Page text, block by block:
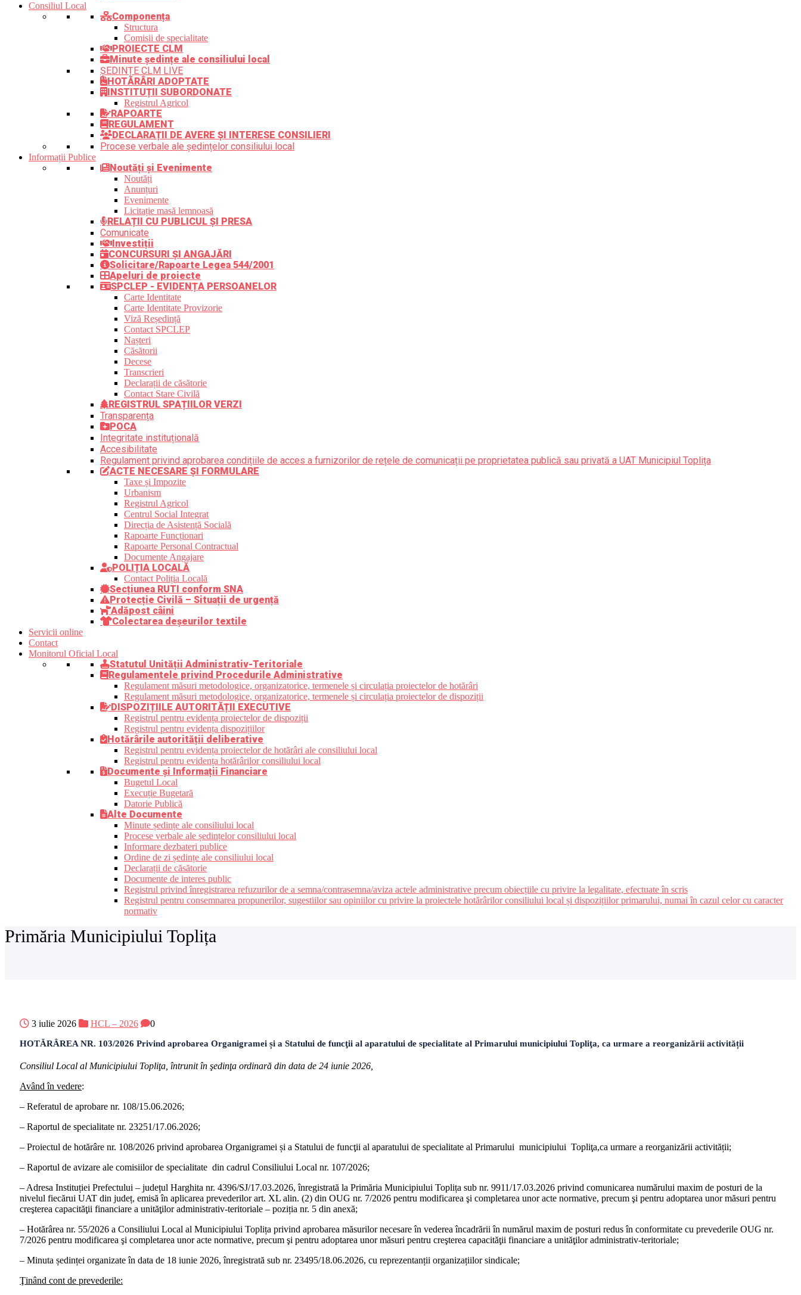
Consiliul Local
Componența
Structura
Comisii de specialitate
PROIECTE CLM
Minute ședințe ale consiliului local
ȘEDINȚE CLM LIVE
HOTĂRÂRI ADOPTATE
INSTITUȚII SUBORDONATE
Registrul Agricol
RAPOARTE
REGULAMENT
DECLARAȚII DE AVERE ȘI INTERESE CONSILIERI
Procese verbale ale ședințelor consiliului local
Informații Publice
Noutăți și Evenimente
Noutăți
Anunțuri
Evenimente
Licitație masă lemnoasă
RELAȚII CU PUBLICUL ȘI PRESA
Comunicate
Investiții
CONCURSURI ȘI ANGAJĂRI
Solicitare/Rapoarte Legea 544/2001
Apeluri de proiecte
SPCLEP - EVIDENȚA PERSOANELOR
Carte Identitate
Carte Identitate Provizorie
Viză Reședință
Contact SPCLEP
Nașteri
Căsătorii
Decese
Transcrieri
Declarații de căsătorie
Contact Stare Civilă
REGISTRUL SPAȚIILOR VERZI
Transparența
POCA
Integritate instituțională
Accesibilitate
Regulament privind aprobarea condițiile de acces a furnizorilor de rețele de comunicații pe proprietatea publică sau privată a UAT Municipiul Toplița
ACTE NECESARE ȘI FORMULARE
Taxe și Impozite
Urbanism
Registrul Agricol
Centrul Social Integrat
Direcția de Asistență Socială
Rapoarte Funcționari
Rapoarte Personal Contractual
Documente Angajare
POLIȚIA LOCALĂ
Contact Poliția Locală
Secțiunea RUTI conform SNA
Protecție Civilă – Situații de urgență
Adăpost câini
Colectarea deșeurilor textile
Servicii online
Contact
Monitorul Oficial Local
Statutul Unității Administrativ-Teritoriale
Regulamentele privind Procedurile Administrative
Regulament măsuri metodologice, organizatorice, termenele și circulația proiectelor de hotărâri
Regulament măsuri metodologice, organizatorice, termenele și circulația proiectelor de dispoziții
DISPOZIȚIILE AUTORITĂȚII EXECUTIVE
Registrul pentru evidența proiectelor de dispoziții
Registrul pentru evidența dispozițiilor
Hotărârile autorității deliberative
Registrul pentru evidența proiectelor de hotărâri ale consiliului local
Registrul pentru evidența hotărârilor consiliului local
Documente și Informații Financiare
Bugetul Local
Execuție Bugetară
Datorie Publică
Alte Documente
Minute ședințe ale consiliului local
Procese verbale ale ședințelor consiliului local
Informare dezbateri publice
Ordine de zi ședințe ale consiliului local
Declarații de căsătorie
Documente de interes public
Registrul privind înregistrarea refuzurilor de a semna/contrasemna/aviza actele administrative precum obiecțiile cu privire la legalitate, efectuate în scris
Registrul pentru consemnarea propunerilor, sugestiilor sau opiniilor cu privire la proiectele hotărârilor consiliului local și dispozițiilor primarului, numai în cazul celor cu caracter
normativ
Primăria Municipiului Toplița
3 iulie 2026 HCL – 2026 0
HOTĂRÂREA NR. 103/2026 Privind aprobarea Organigramei și a Statului de funcţii al aparatului de specialitate al Primarului municipiului Topliţa, ca urmare a reorganizării activității
Consiliul Local al Municipiului Topliţa, întrunit în şedinţa ordinară din data de 24 iunie 2026,
Având în vedere:
– Referatul de aprobare nr. 108/15.06.2026;
– Raportul de specialitate nr. 23251/17.06.2026;
– Proiectul de hotărâre nr. 108/2026 privind aprobarea Organigramei și a Statului de funcţii al aparatului de specialitate al Primarului municipiului Topliţa,ca urmare a reorganizării activității;
– Raportul de avizare ale comisiilor de specialitate din cadrul Consiliului Local nr. 107/2026;
– Adresa Instituției Prefectului – județul Harghita nr. 4396/SJ/17.03.2026, înregistrată la Primăria Municipiului Toplița sub nr. 9911/17.03.2026 privind comunicarea numărului maxim de posturi de la
nivelul fiecărui UAT din județ, emisă în aplicarea prevederilor art. XL alin. (2) din OUG nr. 7/2026 pentru modificarea şi completarea unor acte normative, precum şi pentru adoptarea unor măsuri pentru
creşterea capacităţii financiare a unităţilor administrativ-teritoriale – poziția nr. 5 din anexă;
– Hotărârea nr. 55/2026 a Consiliului Local al Municipiului Toplița privind aprobarea măsurilor necesare în vederea încadrării în numărul maxim de posturi redus în conformitate cu prevederile OUG nr.
7/2026 pentru modificarea şi completarea unor acte normative, precum şi pentru adoptarea unor măsuri pentru creşterea capacităţii financiare a unităţilor administrativ-teritoriale;
– Minuta ședinței organizate în data de 18 iunie 2026, înregistrată sub nr. 23495/18.06.2026, cu reprezentanții organizațiilor sindicale;
Ţinând cont de prevederile: